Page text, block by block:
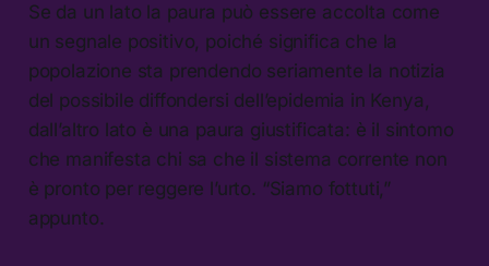
Se da un lato la paura può essere accolta come
un segnale positivo, poiché significa che la
popolazione sta prendendo seriamente la notizia
del possibile diffondersi dell’epidemia in Kenya,
dall’altro lato è una paura giustificata: è il sintomo
che manifesta chi sa che il sistema corrente non
è pronto per reggere l’urto. “Siamo fottuti,”
appunto.